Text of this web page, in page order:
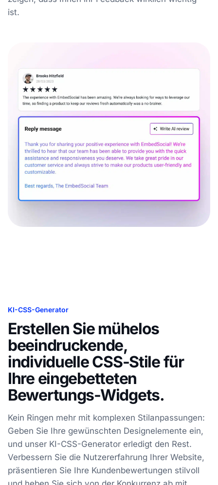
ist.
KI-CSS-Generator
Erstellen Sie mühelos
beeindruckende,
individuelle CSS-Stile für
Ihre eingebetteten
Bewertungs-Widgets.
Kein Ringen mehr mit komplexen Stilanpassungen:
Geben Sie Ihre gewünschten Designelemente ein,
und unser KI-CSS-Generator erledigt den Rest.
Verbessern Sie die Nutzererfahrung Ihrer Website,
präsentieren Sie Ihre Kundenbewertungen stilvoll